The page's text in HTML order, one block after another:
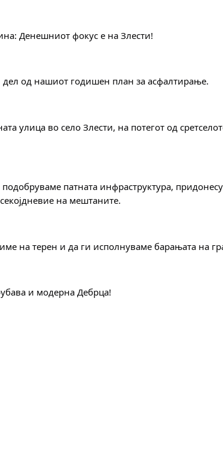
Денешниот фокус е на Злести!
од нашиот годишен план за асфалтирање.
улица во село Злести, на потегот од
патната инфраструктура,
на мештаните.
на терен и да ги исполнуваме барањата на
и модерна Дебрца!